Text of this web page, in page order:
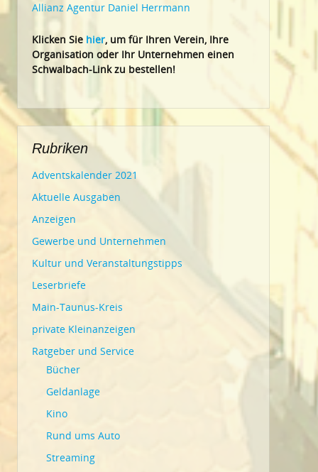
Allianz Agentur Daniel Herrmann
Klicken Sie hier, um für Ihren Verein, Ihre
Organisation oder Ihr Unternehmen einen
Schwalbach-Link zu bestellen!
Rubriken
Adventskalender 2021
Aktuelle Ausgaben
Anzeigen
Gewerbe und Unternehmen
Kultur und Veranstaltungstipps
Leserbriefe
Main-Taunus-Kreis
private Kleinanzeigen
Ratgeber und Service
Bücher
Geldanlage
Kino
Rund ums Auto
Streaming